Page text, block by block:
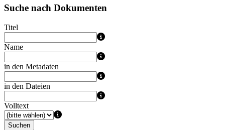
Suche nach Dokumenten
Titel
Name
in den Metadaten
in den Dateien
Volltext
Suchen